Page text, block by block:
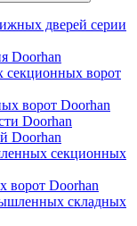
дверей серии
Doorhan
ворот
ворот Doorhan
Doorhan
Doorhan
секционных
ворот Doorhan
складных